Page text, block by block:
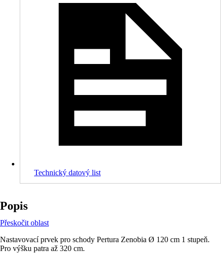
Technický datový list
Popis
Přeskočit oblast
Nastavovací prvek pro schody Pertura Zenobia Ø 120 cm 1 stupeň.
Pro výšku patra až 320 cm.